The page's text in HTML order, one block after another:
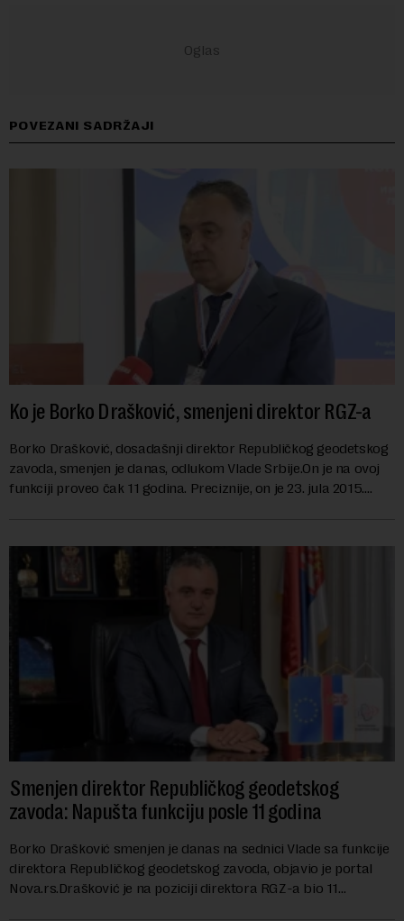
POVEZANI SADRŽAJI
Ko je Borko Drašković, smenjeni direktor RGZ-a
Borko Drašković, dosadašnji direktor Republičkog geodetskog
zavoda, smenjen je danas, odlukom Vlade Srbije.On je na ovoj
funkciji proveo čak 11 godina. Preciznije, on je 23. jula 2015.
Smenjen direktor Republičkog geodetskog
zavoda: Napušta funkciju posle 11 godina
Borko Drašković smenjen je danas na sednici Vlade sa funkcije
direktora Republičkog geodetskog zavoda, objavio je portal
Nova.rs.Drašković je na poziciji direktora RGZ-a bio 11